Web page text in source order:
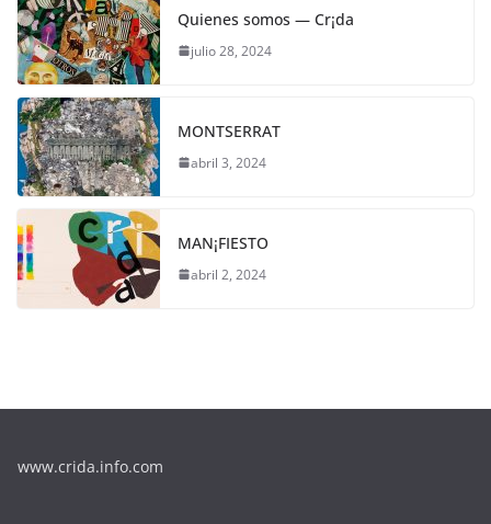
Quienes somos — Cr¡da
julio 28, 2024
MONTSERRAT
abril 3, 2024
MAN¡FIESTO
abril 2, 2024
www.crida.info.com